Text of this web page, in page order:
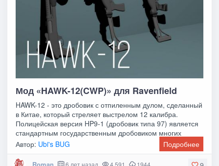
Мод «HAWK-12(CWP)» для Ravenfield
HAWK-12 - это дробовик с отпиленным дулом, сделанный
в Китае, который стреляет выстрелом 12 калибра.
Полицейская версия HP9-1 (дробовик типа 97) является
стандартным государственным дробовиком многих
Автор: Ubi's BUG Подробнее